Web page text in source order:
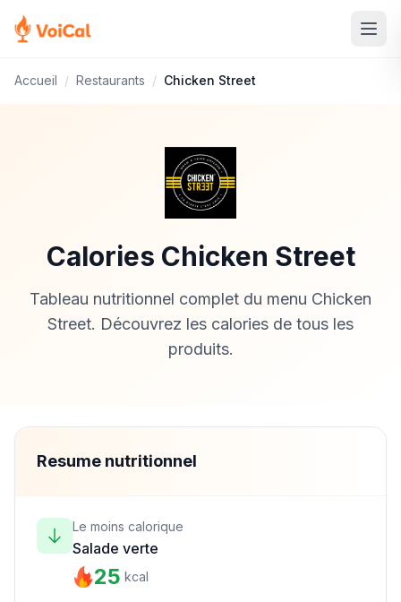
Accueil / Restaurants / Chicken Street
Calories Chicken Street
Tableau nutritionnel complet du menu Chicken
Street. Découvrez les calories de tous les
produits.
Resume nutritionnel
Le moins calorique
Salade verte
25 kcal